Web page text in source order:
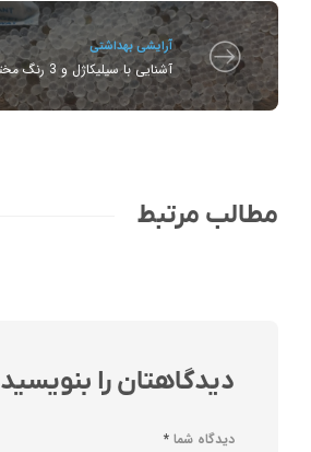
آرایشی بهداشتی
آشنایی با سیلیکاژل و 3 رنگ مختلف آن
مطالب مرتبط
دیدگاهتان را بنویسید
دیدگاه شما *